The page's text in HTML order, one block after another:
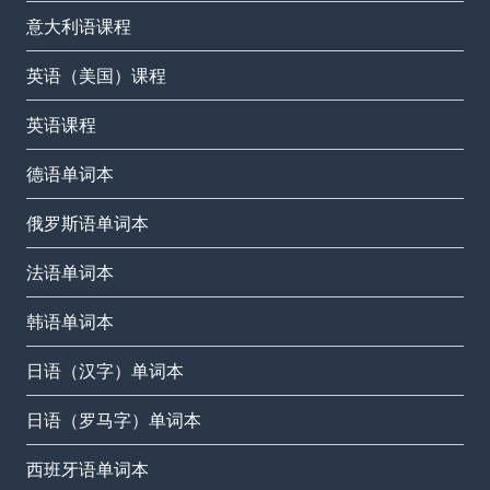
意大利语课程
英语（美国）课程
英语课程
德语单词本
俄罗斯语单词本
法语单词本
韩语单词本
日语（汉字）单词本
日语（罗马字）单词本
西班牙语单词本